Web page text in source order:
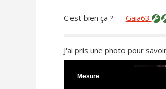
C'est bien ça ? — Gaia63
J'ai pris une photo pour
Mesure